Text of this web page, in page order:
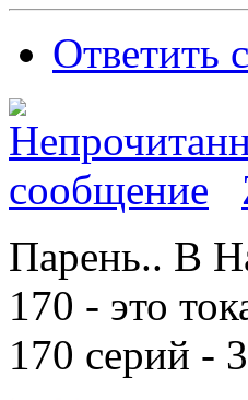
Ответить
Парень.. В
170 - это
170 серий -